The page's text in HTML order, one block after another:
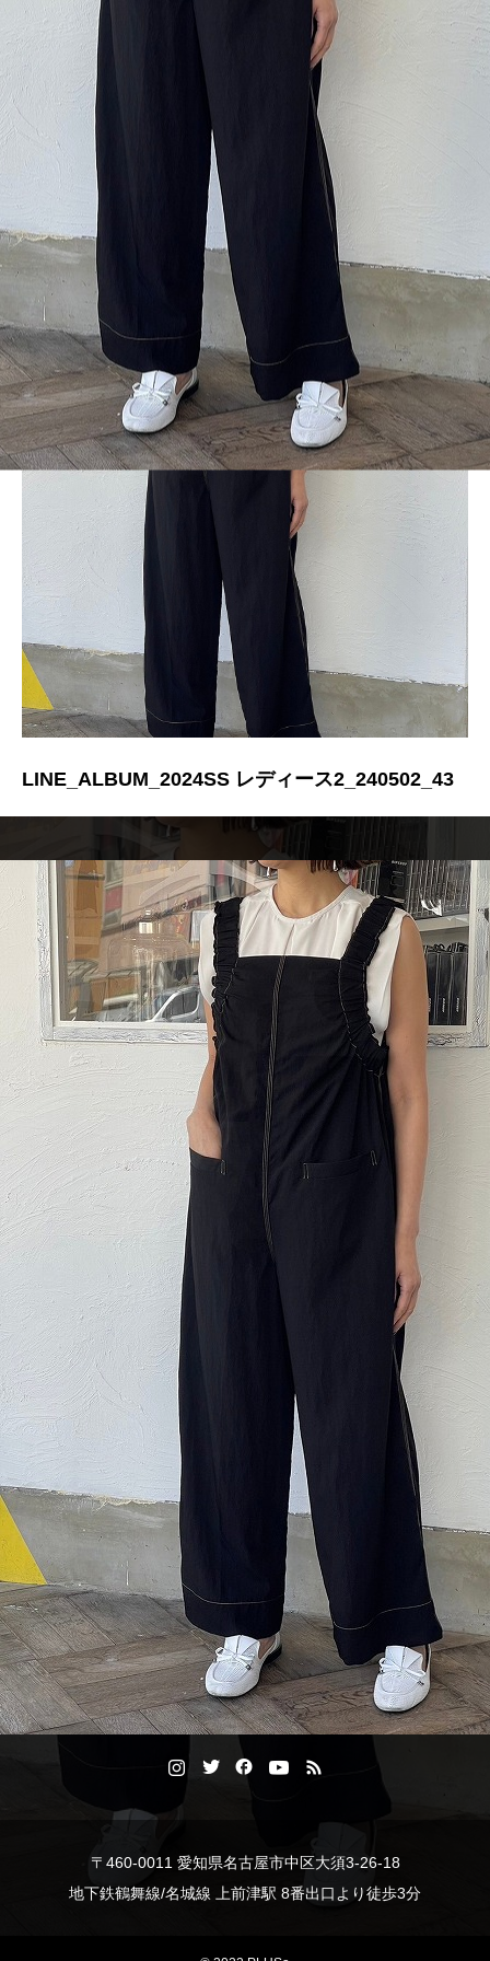
BLOG
LINE_ALBUM_2024SS レディース2_240502_43
LINE_ALBUM_2024SS レディース2_240502_43
〒460-0011 愛知県名古屋市中区大須3-26-18
地下鉄鶴舞線/名城線 上前津駅 8番出口より徒歩3分